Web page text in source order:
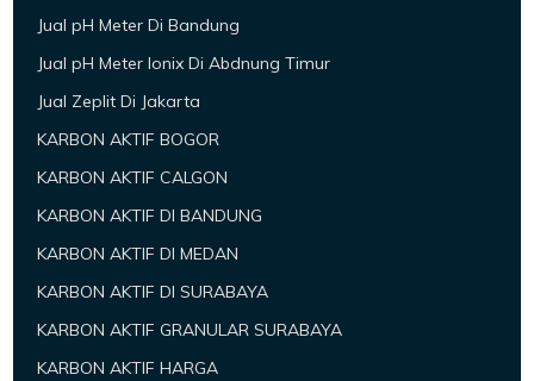
Jual pH Meter Di Bandung
Jual pH Meter Ionix Di Abdnung Timur
Jual Zeplit Di Jakarta
KARBON AKTIF BOGOR
KARBON AKTIF CALGON
KARBON AKTIF DI BANDUNG
KARBON AKTIF DI MEDAN
KARBON AKTIF DI SURABAYA
KARBON AKTIF GRANULAR SURABAYA
KARBON AKTIF HARGA